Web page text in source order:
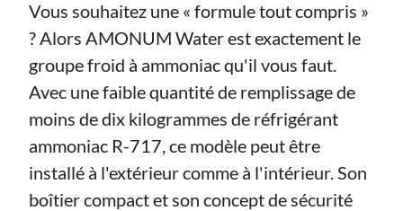
Vous souhaitez une « formule tout compris »
? Alors AMONUM Water est exactement le
groupe froid à ammoniac qu'il vous faut.
Avec une faible quantité de remplissage de
moins de dix kilogrammes de réfrigérant
ammoniac R-717, ce modèle peut être
installé à l'extérieur comme à l'intérieur. Son
boîtier compact et son concept de sécurité